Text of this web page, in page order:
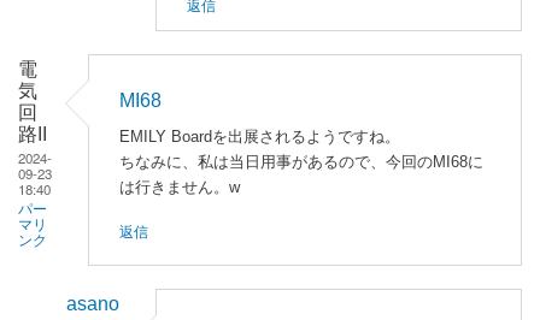
信
電
気
回
路II
2024-
09-23
18:40
パー
マリ
ンク
MI68
EMILY Boardを出展されるようですね。
ちなみに、私は当日用事があるので、今回のMI68に
は行きません。w
返信
asano